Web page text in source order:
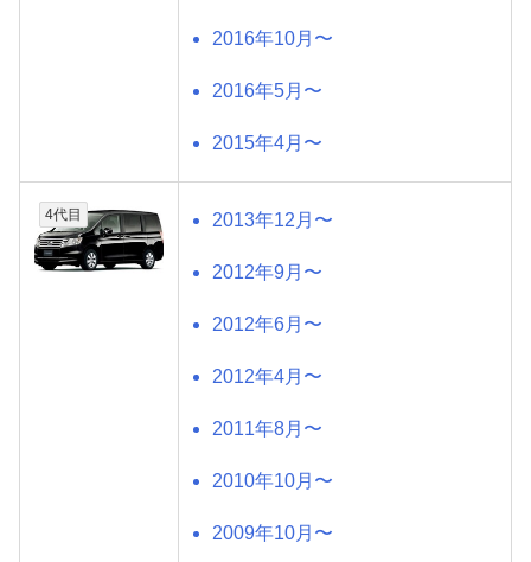
2016年10月〜
2016年5月〜
2015年4月〜
4代目 2013年12月〜
2012年9月〜
2012年6月〜
2012年4月〜
2011年8月〜
2010年10月〜
2009年10月〜